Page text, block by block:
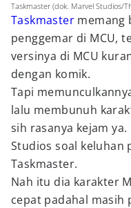
Taskmaster (dok. Marvel Studios/
Taskmaster memang
penggemar di MCU,
versinya di MCU
dengan komik.
Tapi
lalu membunuh
sih rasanya kejam
Studios soal keluhan
Taskmaster.
Nah itu dia karakter
cepat padahal masih